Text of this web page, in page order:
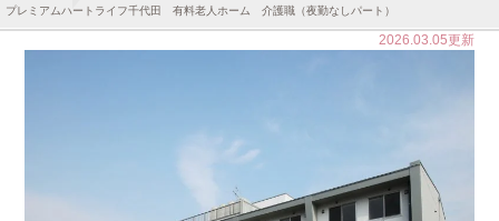
プレミアムハートライフ千代田 有料老人ホーム 介護職（夜勤なしパート）
2026.03.05更新